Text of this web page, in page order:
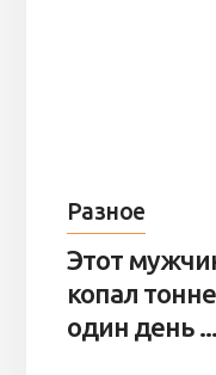
Разное
Этот
копал
один день ...